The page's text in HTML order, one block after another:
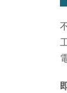
Copy
Link